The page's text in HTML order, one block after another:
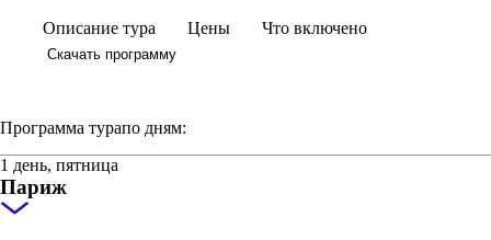
Описание тура Цены Что включено
Скачать программу
Программа турапо дням:
1 день, пятница
Париж